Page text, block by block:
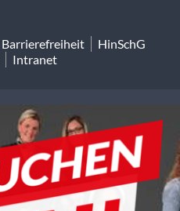
Barrierefreiheit
HinSchG
Intranet